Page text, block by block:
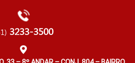
3233-3500